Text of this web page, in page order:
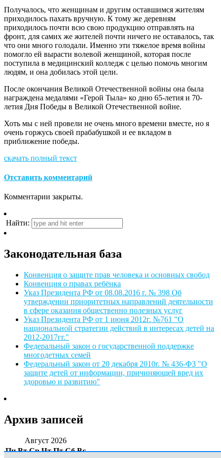
Получалось, что женщинам и другим оставшимся жителям
приходилось пахать вручную. К тому же деревням
приходилось почти всю свою продукцию отправлять на
фронт, для самих же жителей почти ничего не оставалось, так
что они много голодали. Именно эти тяжелое время войны
помогло ей вырасти волевой женщиной, которая после
поступила в медицинский колледж с целью помочь многим
людям, и она добилась этой цели.
После окончания Великой Отечественной войны она была
награждена медалями «Герой Тыла» ко дню 65-летия и 70-
летия Дня Победы в Великой Отечественной войне.
Хоть мы с ней провели не очень много времени вместе, но я
очень горжусь своей прабабушкой и ее вкладом в
приближение победы.
скачать полный текст
Отставить комментарий
Комментарии закрыты.
Найти:
Законодательная база
Конвенция о защите прав человека и основных свобод
Конвенция о правах ребёнка
Указ Президента РФ от 08.08.2016 г. № 398 Об
утверждении приоритетных направлений деятельности
в сфере оказания общественно полезных услуг
Указ Президента РФ от 1 июня 2012г. №761 "О
национальной стратегии действий в интересах детей на
2012-2017гг."
Федеральный закон о государственной поддержке
многодетных семей
Федеральный закон от 20 декабря 2010г. № 436-ФЗ "О
защите детей от информации, причиняющей вред их
здоровью и развитию"
Архив записей
Август 2026
Пн Вт Ср Чт Пт Сб Вс